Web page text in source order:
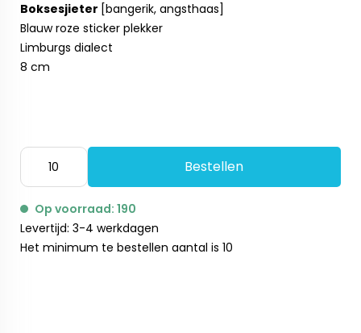
Boksesjieter [bangerik, angsthaas]
Blauw roze sticker plekker
Limburgs dialect
8 cm
Bestellen
Op voorraad: 190
Levertijd: 3-4 werkdagen
Het minimum te bestellen aantal is 10